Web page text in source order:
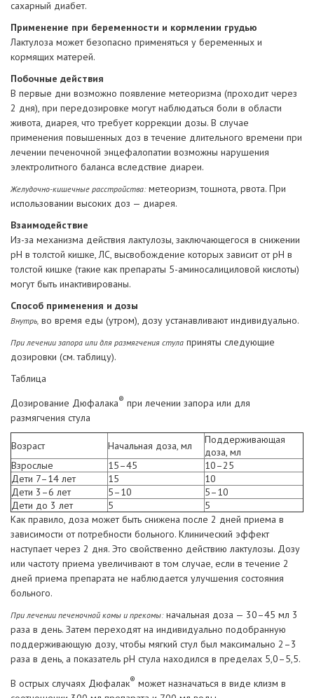
сахарный диабет.
Применение при беременности и кормлении грудью
Лактулоза может безопасно применяться у беременных и
кормящих матерей.
Побочные действия
В первые дни возможно появление метеоризма (проходит через
2 дня), при передозировке могут наблюдаться боли в области
живота, диарея, что требует коррекции дозы. В случае
применения повышенных доз в течение длительного времени при
лечении печеночной энцефалопатии возможны нарушения
электролитного баланса вследствие диареи.
Желудочно-кишечные расстройства:метеоризм, тошнота, рвота. При
использовании высоких доз — диарея.
Взаимодействие
Из-за механизма действия лактулозы, заключающегося в снижении
pH в толстой кишке, ЛС, высвобождение которых зависит от pH в
толстой кишке (такие как препараты 5-аминосалициловой кислоты)
могут быть инактивированы.
Способ применения и дозы
Внутрь, во время еды (утром), дозу устанавливают индивидуально.
При лечении запора или для размягчения стула приняты следующие
дозировки (см. таблицу).
Таблица
Дозирование Дюфалака® при лечении запора или для
размягчения стула
Возраст Начальная доза, мл
Поддерживающая
доза, мл
Взрослые
15–45
10–25
Дети 7–14 лет
15
10
Дети 3–6 лет
5–10
5–10
Дети до 3 лет
5
5
Как правило, доза может быть снижена после 2 дней приема в
зависимости от потребности больного. Клинический эффект
наступает через 2 дня. Это свойственно действию лактулозы. Дозу
или частоту приема увеличивают в том случае, если в течение 2
дней приема препарата не наблюдается улучшения состояния
больного.
При лечении печеночной комы и прекомы:начальная доза — 30–45 мл 3
раза в день. Затем переходят на индивидуально подобранную
поддерживающую дозу, чтобы мягкий стул был максимально 2–3
раза в день, а показатель рН стула находился в пределах 5,0–5,5.
В острых случаях Дюфалак® может назначаться в виде клизм в